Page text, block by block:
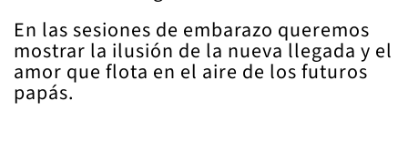
En las sesiones de embarazo queremos
mostrar la ilusión de la nueva llegada y el
amor que flota en el aire de los futuros
papás.